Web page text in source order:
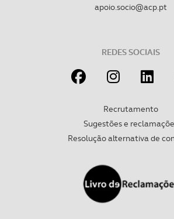
apoio.socio@acp.pt
REDES SOCIAIS
Recrutamento
Sugestões e
Resolução alternativa de